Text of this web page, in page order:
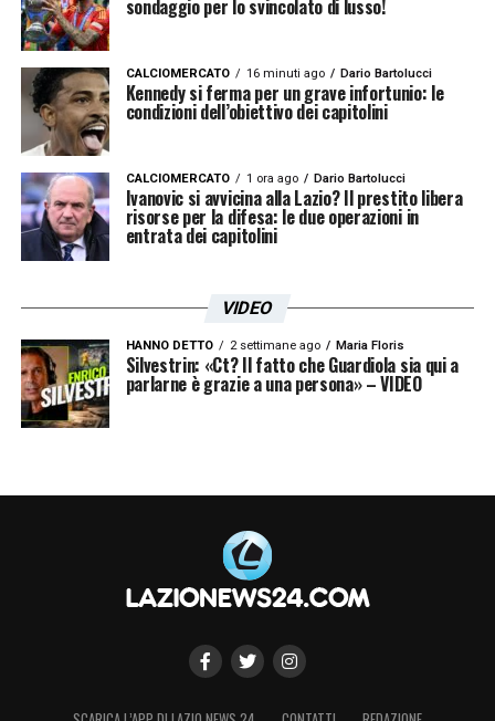
sondaggio per lo svincolato di lusso!
CALCIOMERCATO 16 minuti ago Dario Bartolucci
Kennedy si ferma per un grave infortunio: le
condizioni dell’obiettivo dei capitolini
CALCIOMERCATO 1 ora ago Dario Bartolucci
Ivanovic si avvicina alla Lazio? Il prestito libera
risorse per la difesa: le due operazioni in
entrata dei capitolini
VIDEO
HANNO DETTO 2 settimane ago Maria Floris
Silvestrin: «Ct? Il fatto che Guardiola sia qui a
parlarne è grazie a una persona» – VIDEO